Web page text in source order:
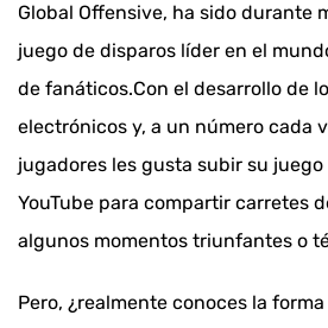
Global Offensive, ha sido durante
juego de disparos líder en el
de fanáticos.Con el desarrollo de
electrónicos y, a un número cada
jugadores les gusta subir su juego
YouTube para compartir carretes
algunos momentos triunfantes o
Pero, ¿realmente conoces la